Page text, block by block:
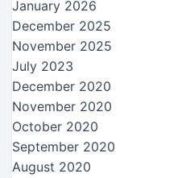
January 2026
December 2025
November 2025
July 2023
December 2020
November 2020
October 2020
September 2020
August 2020